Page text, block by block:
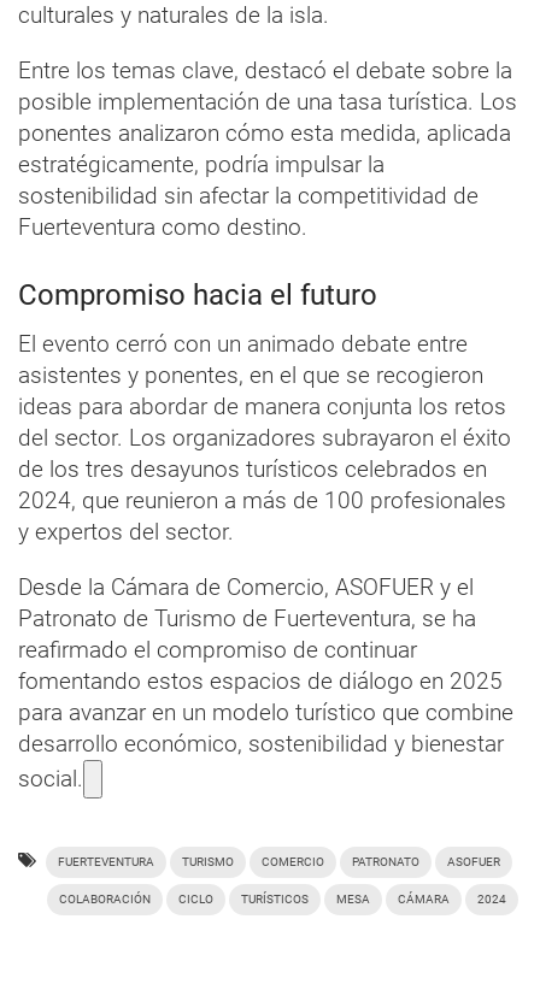
culturales y naturales de la isla.
Entre los temas clave, destacó el debate sobre la
posible implementación de una tasa turística. Los
ponentes analizaron cómo esta medida, aplicada
estratégicamente, podría impulsar la
sostenibilidad sin afectar la competitividad de
Fuerteventura como destino.
Compromiso hacia el futuro
El evento cerró con un animado debate entre
asistentes y ponentes, en el que se recogieron
ideas para abordar de manera conjunta los retos
del sector. Los organizadores subrayaron el éxito
de los tres desayunos turísticos celebrados en
2024, que reunieron a más de 100 profesionales
y expertos del sector.
Desde la Cámara de Comercio, ASOFUER y el
Patronato de Turismo de Fuerteventura, se ha
reafirmado el compromiso de continuar
fomentando estos espacios de diálogo en 2025
para avanzar en un modelo turístico que combine
desarrollo económico, sostenibilidad y bienestar
social.
FUERTEVENTURA TURISMO COMERCIO PATRONATO ASOFUER
COLABORACIÓN CICLO TURÍSTICOS MESA CÁMARA 2024